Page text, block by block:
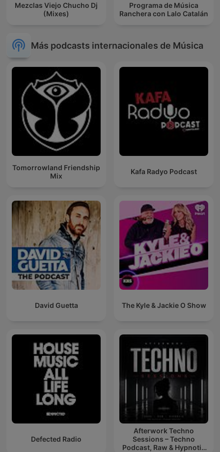
Mezclas Viejo Chucho Dj
(Mixes)
Programa de Música
Ranchera con Lalo Catalán
Más podcasts internacionales de Música
Tomorrowland Friendship
Mix
Kafa Radyo Podcast
David Guetta The Kyle & Jackie O Show
Defected Radio
Afterwork Techno
Sessions – Techno
Podcast, Raw & Hypnotic